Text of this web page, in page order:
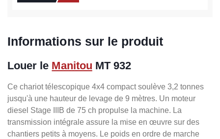
Informations sur le produit
Louer le Manitou MT 932
Ce chariot télescopique 4x4 compact soulève 3,2 tonnes
jusqu'à une hauteur de levage de 9 mètres. Un moteur
diesel Stage IIIB de 75 ch propulse la machine. La
transmission intégrale assure la mise en œuvre sur des
chantiers petits à moyens. Le poids en ordre de marche